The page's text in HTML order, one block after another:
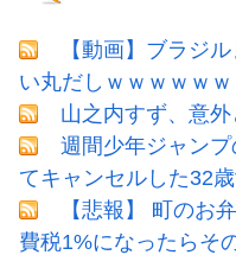
【動画】ブラジ
い丸だしｗｗｗｗｗ
山之内すず、意
週間少年ジャン
てキャンセルした32
【悲報】 町のお
費税1%になったらそ